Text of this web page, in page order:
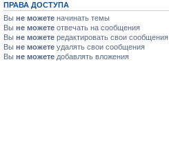
ПРАВА ДОСТУПА
Вы не можете начинать темы
Вы не можете отвечать на сообщения
Вы не можете редактировать свои сообщения
Вы не можете удалять свои сообщения
Вы не можете добавлять вложения